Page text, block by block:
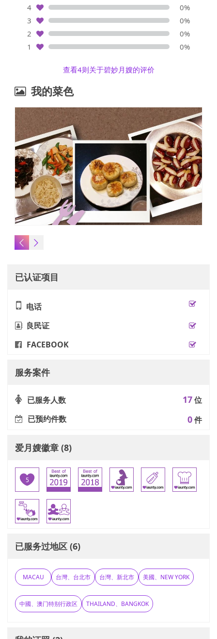
4
0%
3
0%
2
0%
1
0%
查看4则关于碧妙月嫂的评价
我的菜色
已认证项目
电话
良民证
FACEBOOK
服务案件
已服务人数 17位
已预约件数
0件
爱月嫂徽章 (8)
已服务过地区 (6)
MACAU 台灣、台北市 台灣、新北市 美國、NEW YORK
中國、澳门特别行政区 THAILAND、BANGKOK